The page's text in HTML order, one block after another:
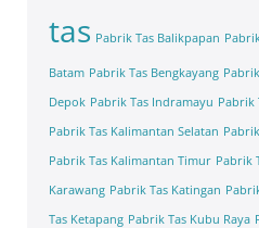
tas Pabrik Tas Balikpapan
Batam Pabrik Tas Bengkayang
Depok Pabrik Tas Indramayu Pabrik
Pabrik Tas Kalimantan Selatan
Pabrik Tas Kalimantan Timur Pabrik
Karawang Pabrik Tas Katingan
Tas Ketapang Pabrik Tas Kubu Raya